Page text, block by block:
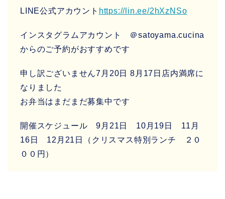
LINE公式アカウント https://lin.ee/2hXzNSo
インスタグラムアカウント ＠satoyama.cucina
からのご予約がおすすめです
申し訳ございません7月20日 8月17日店内満席に
なりました
お弁当はまだまだ募集中です
開催スケジュール 9月21日 10月19日 11月
16日 12月21日（クリスマス特別ランチ ２０
００円）